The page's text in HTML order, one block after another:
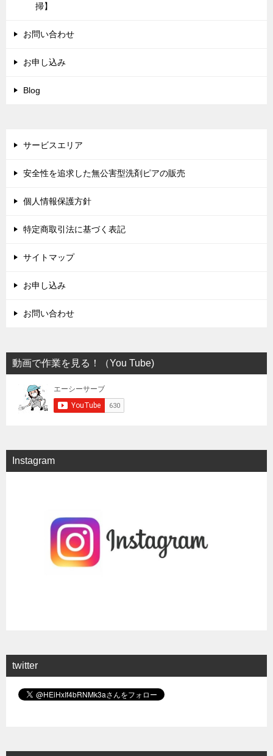
掃】
お問い合わせ
お申し込み
Blog
サービスエリア
安全性を追求した無公害型洗剤ピアの販売
個人情報保護方針
特定商取引法に基づく表記
サイトマップ
お申し込み
お問い合わせ
動画で作業を見る！（You Tube)
Instagram
twitter